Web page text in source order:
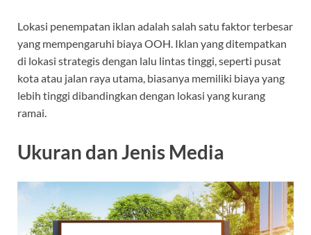
Lokasi penempatan iklan adalah salah satu faktor terbesar
yang mempengaruhi biaya OOH. Iklan yang ditempatkan
di lokasi strategis dengan lalu lintas tinggi, seperti pusat
kota atau jalan raya utama, biasanya memiliki biaya yang
lebih tinggi dibandingkan dengan lokasi yang kurang
ramai.
Ukuran dan Jenis Media